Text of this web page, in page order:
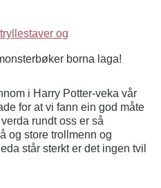
borna laga!
i Harry Potter-veka vår
for at vi fann ein god måte
rundt oss er så
og store trollmenn og
står sterkt er det ingen tvil